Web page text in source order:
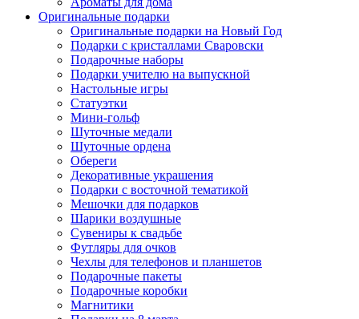
Оригинальные подарки
Оригинальные подарки на Новый Год
Подарки с кристаллами Сваровски
Подарочные наборы
Подарки учителю на выпускной
Настольные игры
Статуэтки
Мини-гольф
Шуточные медали
Шуточные ордена
Обереги
Декоративные украшения
Подарки с восточной тематикой
Мешочки для подарков
Шарики воздушные
Сувениры к свадьбе
Футляры для очков
Чехлы для телефонов и планшетов
Подарочные пакеты
Подарочные коробки
Магнитики